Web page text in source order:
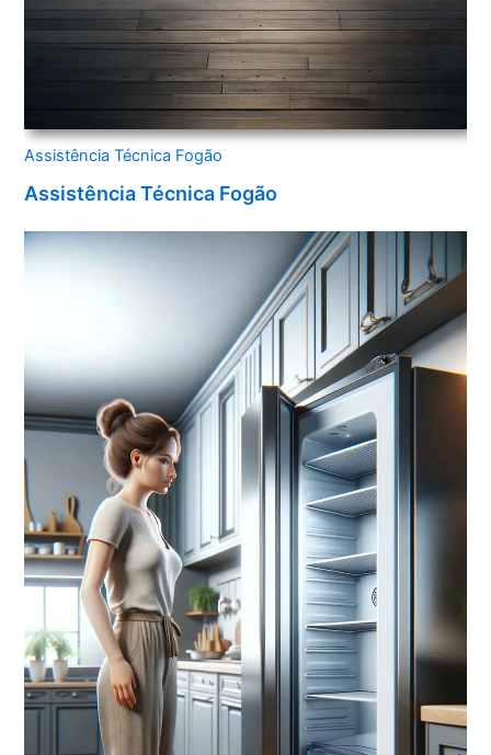
Assistência Técnica Fogão
Assistência Técnica Fogão